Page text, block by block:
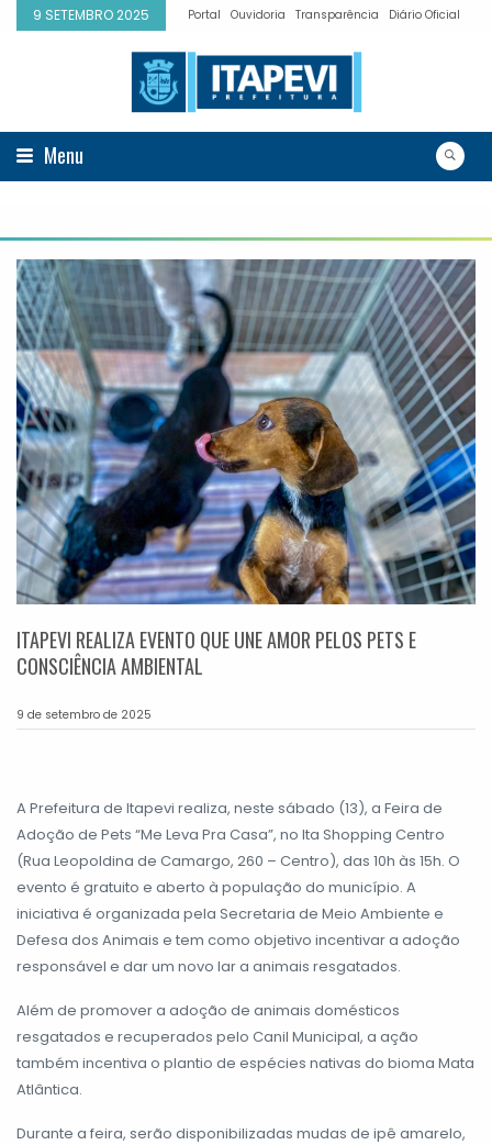
9 SETEMBRO 2025 Portal Ouvidoria Transparência Diário Oficial
Menu
ITAPEVI REALIZA EVENTO QUE UNE AMOR PELOS PETS E
CONSCIÊNCIA AMBIENTAL
9 de setembro de 2025
A Prefeitura de Itapevi realiza, neste sábado (13), a Feira de
Adoção de Pets “Me Leva Pra Casa”, no Ita Shopping Centro
(Rua Leopoldina de Camargo, 260 – Centro), das 10h às 15h. O
evento é gratuito e aberto à população do município. A
iniciativa é organizada pela Secretaria de Meio Ambiente e
Defesa dos Animais e tem como objetivo incentivar a adoção
responsável e dar um novo lar a animais resgatados.
Além de promover a adoção de animais domésticos
resgatados e recuperados pelo Canil Municipal, a ação
também incentiva o plantio de espécies nativas do bioma Mata
Atlântica.
Durante a feira, serão disponibilizadas mudas de ipê amarelo,